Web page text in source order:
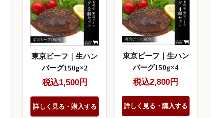
東京ビーフ｜生ハン
バーグ150g×2
税込1,500円
詳しく見る・購入する
東京ビーフ｜生ハン
バーグ150g×4
税込2,800円
詳しく見る・購入する